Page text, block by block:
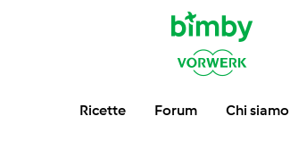
Ricette Forum Chi siamo